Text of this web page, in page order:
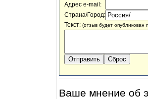
Адрес e-mail:
Страна/Город:
Текст: (отзыв будет опубликован
Ваше мнение об